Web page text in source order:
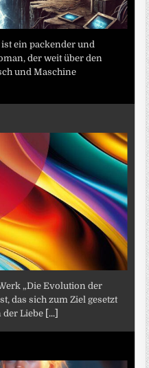
ein packender und
der weit über den
und Maschine
„Die Evolution der
das sich zum Ziel gesetzt
der Liebe [...]